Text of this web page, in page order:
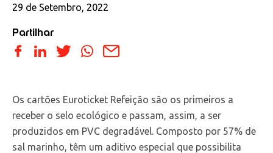
29 de Setembro, 2022
Partilhar
Os cartões Euroticket Refeição são os primeiros a
receber o selo ecológico e passam, assim, a ser
produzidos em PVC degradável. Composto por 57% de
sal marinho, têm um aditivo especial que possibilita